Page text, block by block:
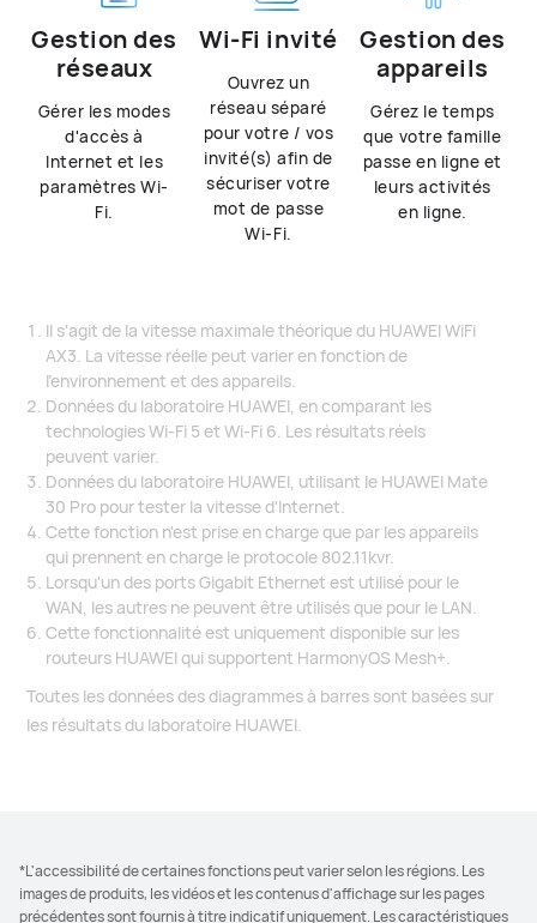
Gestion des
réseaux
Gérer les modes
d'accès à
Internet et les
paramètres Wi-
Fi.
Wi-Fi invité
Ouvrez un
réseau séparé
pour votre / vos
invité(s) afin de
sécuriser votre
mot de passe
Wi-Fi.
Gestion des
appareils
Gérez le temps
que votre famille
passe en ligne et
leurs activités
en ligne.
Il s'agit de la vitesse maximale théorique du HUAWEI WiFi
AX3. La vitesse réelle peut varier en fonction de
l'environnement et des appareils.
Données du laboratoire HUAWEI, en comparant les
technologies Wi-Fi 5 et Wi-Fi 6. Les résultats réels
peuvent varier.
Données du laboratoire HUAWEI, utilisant le HUAWEI Mate
30 Pro pour tester la vitesse d'Internet.
Cette fonction n'est prise en charge que par les appareils
qui prennent en charge le protocole 802.11kvr.
Lorsqu'un des ports Gigabit Ethernet est utilisé pour le
WAN, les autres ne peuvent être utilisés que pour le LAN.
Cette fonctionnalité est uniquement disponible sur les
routeurs HUAWEI qui supportent HarmonyOS Mesh+.
Toutes les données des diagrammes à barres sont basées sur
les résultats du laboratoire HUAWEI.
*L'accessibilité de certaines fonctions peut varier selon les régions. Les
images de produits, les vidéos et les contenus d'affichage sur les pages
précédentes sont fournis à titre indicatif uniquement. Les caractéristiques